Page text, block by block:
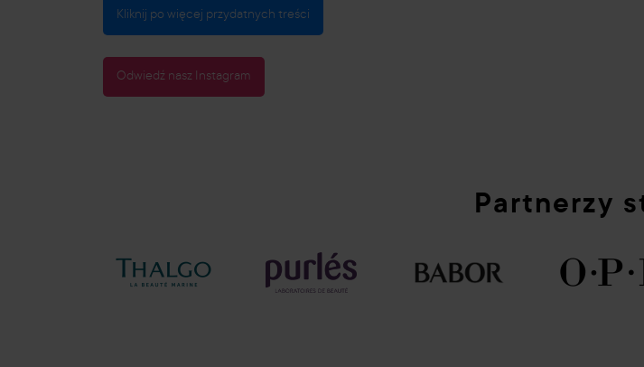
Kliknij po więcej przydatnych treści
Odwiedź nasz Instagram
Partnerzy